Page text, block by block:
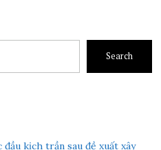
Search
kịch trần sau đề xuất xây